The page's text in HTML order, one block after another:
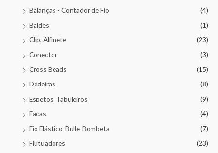
Balanças - Contador de Fio
(4)
Baldes
(1)
Clip, Alfinete
(23)
Conector
(3)
Cross Beads
(15)
Dedeiras
(8)
Espetos, Tabuleiros
(9)
Facas
(4)
Fio Elástico-Bulle-Bombeta
(7)
Flutuadores
(23)